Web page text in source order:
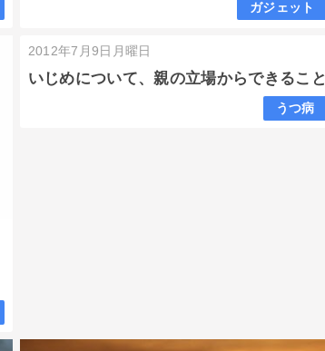
ガジェット
2012年7月9日月曜日
いじめについて、親の立場からできること
うつ病